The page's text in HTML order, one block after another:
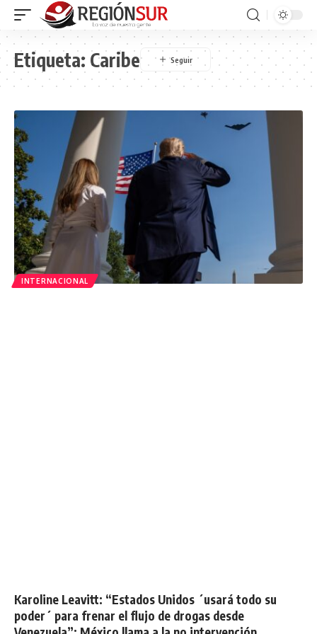
Etiqueta: Caribe
INTERNACIONAL
Karoline Leavitt: “Estados Unidos ´usará todo su
poder´ para frenar el flujo de drogas desde